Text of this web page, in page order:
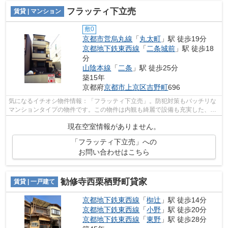
賃貸 | マンション フラッティ下立売
敷0
京都市営烏丸線 「丸太町 」駅 徒歩19分
京都地下鉄東西線 「 二条城前 」駅 徒歩18
分
山陰本線 「 二条 」駅 徒歩25分
築15年
京都府京都市上京区吉野町696
気になるイチオシ物件情報：「フラッティ下立売」。防犯対策もバッチリな
マンションタイプの物件です。この物件は内観も綺麗で設備も充実した、平
現在空室情報がありません。
「フラッティ下立売」への
お問い合わせはこちら
賃貸 | 一戸建て 勧修寺西栗栖野町貸家
京都地下鉄東西線 「椥辻 」駅 徒歩14分
京都地下鉄東西線 「小野 」駅 徒歩20分
京都地下鉄東西線 「東野 」駅 徒歩28分